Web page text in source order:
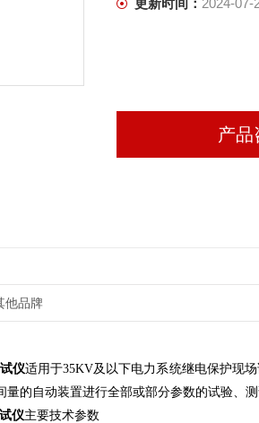
更新时间： 2024-07-
产品
他品牌
仪适用于35KV及以下电力系统继电保护现
量的自动装置进行全部或部分参数的试验、
仪主要技术参数